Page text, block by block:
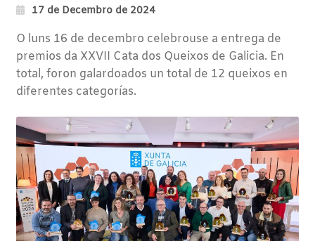
17 de Decembro de 2024
O luns 16 de decembro celebrouse a entrega de
premios da XXVII Cata dos Queixos de Galicia. En
total, foron galardoados un total de 12 queixos en
diferentes categorías.